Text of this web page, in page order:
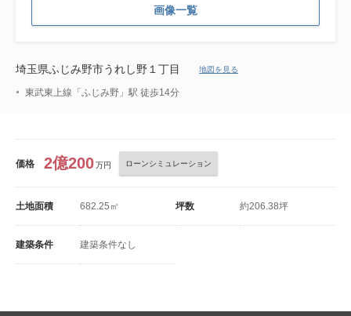
画像一覧
埼玉県ふじみ野市うれし野１丁目 地図を見る
東武東上線「ふじみ野」駅 徒歩14分
価格 2億200万円 ローンシミュレーション
土地面積 682.25㎡ 坪数 約206.38坪
建築条件 建築条件なし